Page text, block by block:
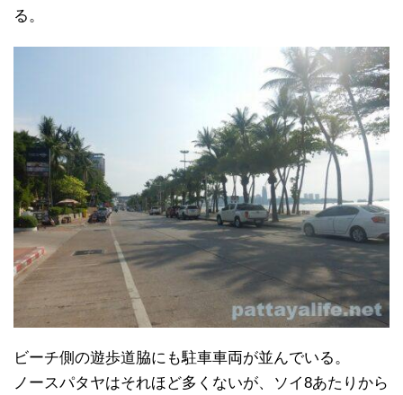
る。
ビーチ側の遊歩道脇にも駐車車両が並んでいる。
ノースパタヤはそれほど多くないが、ソイ8あたりから